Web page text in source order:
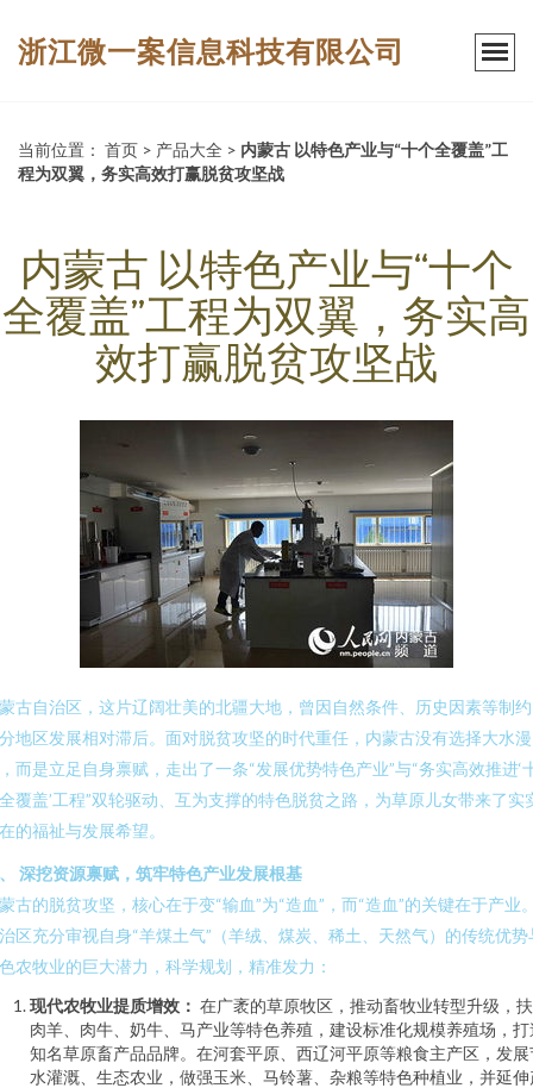
浙江微一案信息科技有限公司
当前位置： 首页 > 产品大全 > 内蒙古 以特色产业与“十个全覆盖”工
程为双翼，务实高效打赢脱贫攻坚战
内蒙古 以特色产业与“十个
全覆盖”工程为双翼，务实高
效打赢脱贫攻坚战
古自治区，这片辽阔壮美的北疆大地，曾因自然条件、历史因素等制
地区发展相对滞后。面对脱贫攻坚的时代重任，内蒙古没有选择大水漫
而是立足自身禀赋，走出了一条“发展优势特色产业”与“务实高效推进‘
覆盖’工程”双轮驱动、互为支撑的特色脱贫之路，为草原儿女带来了实
的福祉与发展希望。
深挖资源禀赋，筑牢特色产业发展根基
古的脱贫攻坚，核心在于变“输血”为“造血”，而“造血”的关键在于产业
区充分审视自身“羊煤土气”（羊绒、煤炭、稀土、天然气）的传统优势
农牧业的巨大潜力，科学规划，精准发力：
现代农牧业提质增效： 在广袤的草原牧区，推动畜牧业转型升级，
肉羊、肉牛、奶牛、马产业等特色养殖，建设标准化规模养殖场，打
知名草原畜产品品牌。在河套平原、西辽河平原等粮食主产区，发展
水灌溉、生态农业，做强玉米、马铃薯、杂粮等特色种植业，并延伸